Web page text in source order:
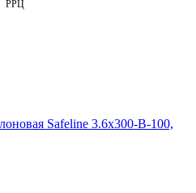
РРЦ
Safeline 3.6x300-В-100,